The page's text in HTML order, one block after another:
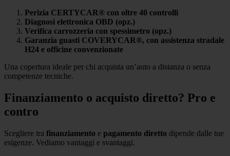
Perizia CERTYCAR® con oltre 40 controlli
Diagnosi elettronica OBD (opz.)
Verifica carrozzeria con spessimetro (opz.)
Garanzia guasti COVERYCAR®, con assistenza stradale
H24 e officine convenzionate
Una copertura ideale per chi acquista un’auto a distanza o senza
competenze tecniche.
Finanziamento o acquisto diretto? Pro e
contro
Scegliere tra finanziamento e pagamento diretto dipende dalle tue
esigenze. Vediamo vantaggi e svantaggi.